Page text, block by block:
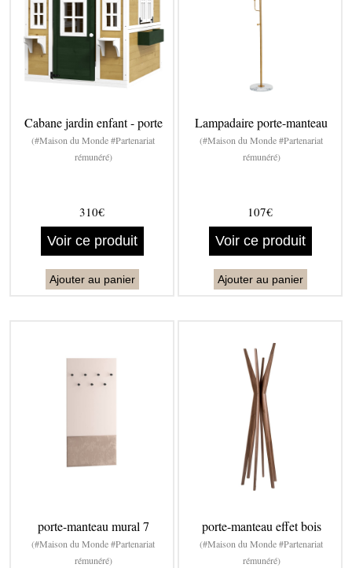
Cabane jardin enfant - porte
(#Maison du Monde #Partenariat
rémunéré)
310€
Voir ce produit
Ajouter au panier
Lampadaire porte-manteau
(#Maison du Monde #Partenariat
rémunéré)
107€
Voir ce produit
Ajouter au panier
porte-manteau mural 7
(#Maison du Monde #Partenariat
rémunéré)
porte-manteau effet bois
(#Maison du Monde #Partenariat
rémunéré)